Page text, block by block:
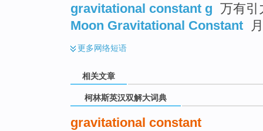
gravitational constant g 万有引
Moon Gravitational Constant
更多网络短语
相关文章
柯林斯英汉双解大词典
gravitational constant